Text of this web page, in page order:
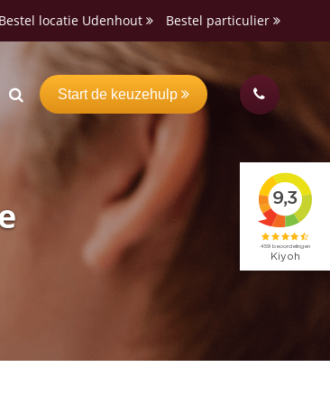
Bestel locatie Udenhout Bestel particulier
Start de keuzehulp